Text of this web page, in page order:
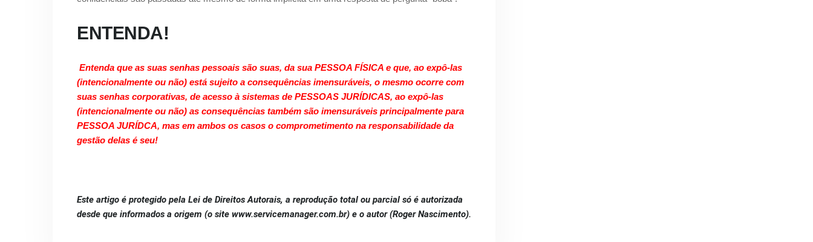
ENTENDA!
Entenda que as suas senhas pessoais são suas, da sua PESSOA FÍSICA e que, ao expô-las
(intencionalmente ou não) está sujeito a consequências imensuráveis, o mesmo ocorre com
suas senhas corporativas, de acesso à sistemas de PESSOAS JURÍDICAS, ao expô-las
(intencionalmente ou não) as consequências também são imensuráveis principalmente para
PESSOA JURÍDCA, mas em ambos os casos o comprometimento na responsabilidade da
gestão delas é seu!
Este artigo é protegido pela Lei de Direitos Autorais, a reprodução total ou parcial só é autorizada
desde que informados a origem (o site www.servicemanager.com.br) e o autor (Roger Nascimento).